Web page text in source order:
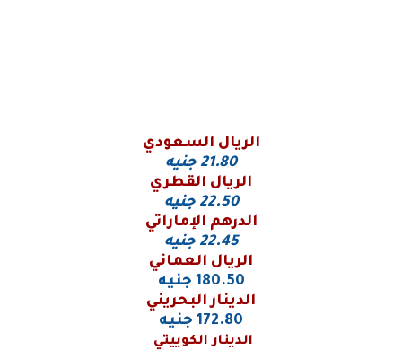
الريال السعودي
21.80 جنيه
الريال القطري
22.50 جنيه
الدرهم الإماراتي
22.45 جنيه
الريال العماني
180.50 جنيه
الدينار البحريني
172.80 جنيه
الدينار الكوييتي